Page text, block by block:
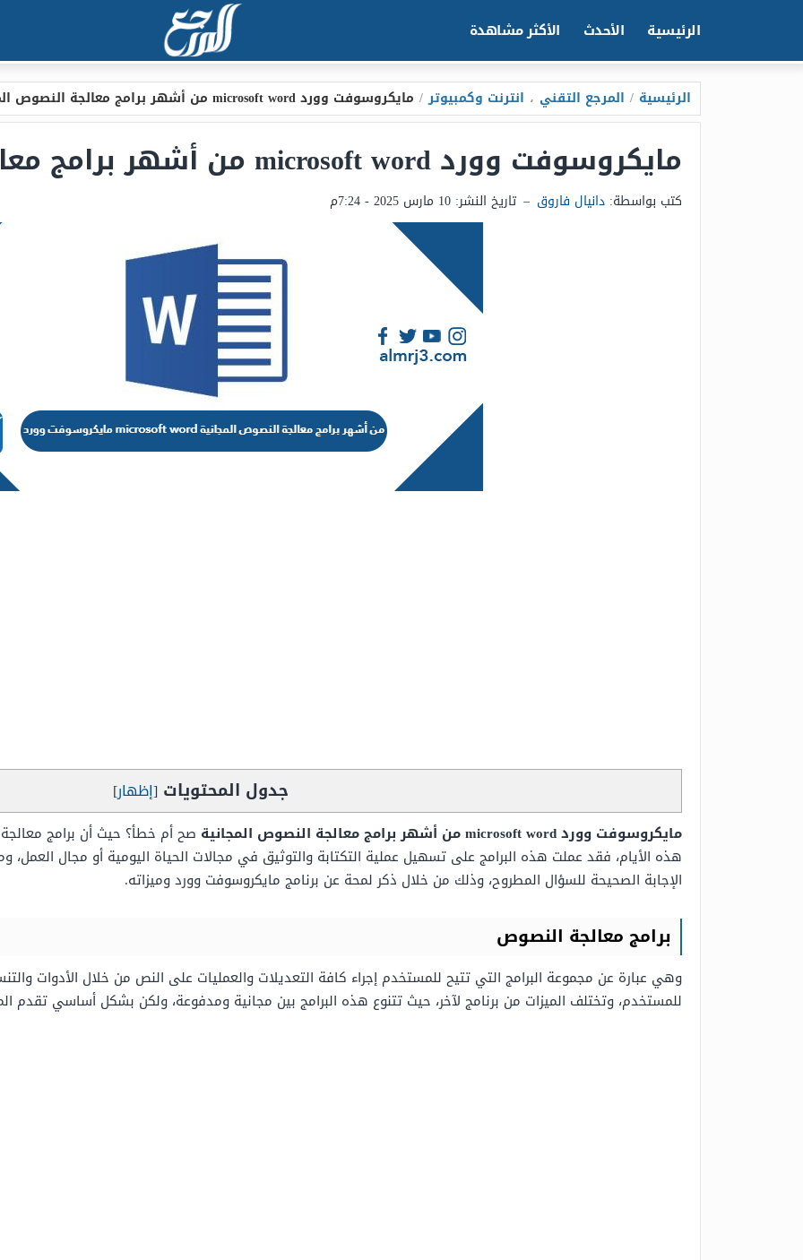
الرئيسية الأحدث الأكثر مشاهدة
الرئيسية / المرجع التقني ، انترنت وكمبيوتر / مايكروسوفت وورد microsoft word من أشهر برامج معالجة النصوص المجانية
مايكروسوفت وورد microsoft word من أشهر برامج معالجة النصوص المجانية
كتب بواسطة: دانيال فاروق – تاريخ النشر: 10 مارس 2025 - 7:24م
جدول المحتويات [إظهار]
مايكروسوفت وورد microsoft word من أشهر برامج معالجة النصوص المجانية
صح أم خطأ؟ حيث أن برامج
هذه الأيام، فقد عملت هذه البرامج على تسهيل عملية التكتابة والتوثيق في مجالات الحياة اليومية أو مجال
الإجابة الصحيحة للسؤال المطروح، وذلك من خلال ذكر لمحة عن برنامج مايكروسوفت وورد وميزاته.
برامج معالجة النصوص
وهي عبارة عن مجموعة البرامج التي تتيح للمستخدم إجراء كافة التعديلات والعمليات على النص من خلال الأدوات
للمستخدم، وتختلف الميزات من برنامج لآخر، حيث تتنوع هذه البرامج بين مجانية ومدفوعة، ولكن بشكل أساسي تقدم